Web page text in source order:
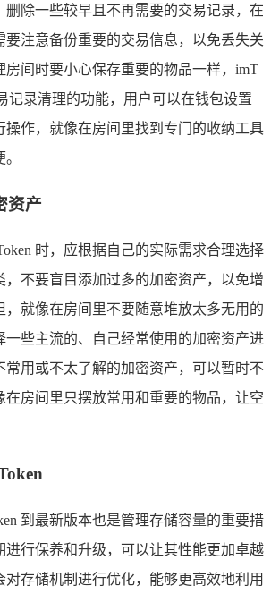
删除一些较早且不再需要的交易记录，在
要注意备份重要的交易信息，以免丢失关
房间时要小心保存重要的物品一样，imT
记录清理的功能，用户可以在钱包设置
操作，就像在房间里找到专门的收纳工具
资产
时，应根据自己的实际需求合理选择
，不要盲目添加过多的加密资产，以免增
，就像在房间里不要随意堆放太多无用的
一些主流的、自己经常使用的加密资产进
常用或不太了解的加密资产，可以暂时不
在房间里只摆放常用和重要的物品，让空
到最新版本也是管理存储容量的重要措
进行保养和升级，可以让其性能更加卓越
对存储机制进行优化，能够更高效地利用